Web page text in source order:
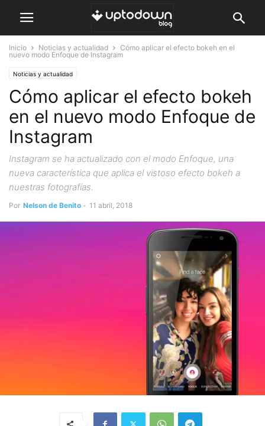
Inicio Noticias y actualidad
Cómo aplicar el efecto bokeh en el
nuevo modo Enfoque de Instagram
Noticias y actualidad
Cómo aplicar el efecto bokeh
en el nuevo modo Enfoque de
Instagram
Instagram se ha actualizado con el modo Enfoque, una
nueva característica que aplica el vistoso efecto bokeh a
nuestras fotografías.
Por Nelson de Benito - 11 abril, 2018